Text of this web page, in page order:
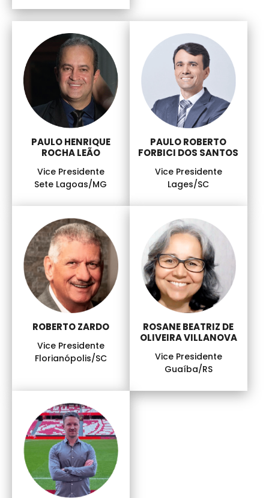
PAULO HENRIQUE
ROCHA LEÃO
Vice Presidente
Sete Lagoas/MG
PAULO ROBERTO
FORBICI DOS SANTOS
Vice Presidente
Lages/SC
ROBERTO ZARDO
Vice Presidente
Florianópolis/SC
ROSANE BEATRIZ DE
OLIVEIRA VILLANOVA
Vice Presidente
Guaíba/RS